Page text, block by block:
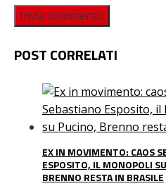
POST CORRELATI
EX IN MOVIMENTO: CAOS
ESPOSITO, IL MONOPOLI
BRENNO RESTA IN BRASILE